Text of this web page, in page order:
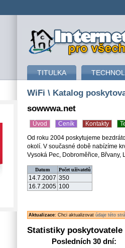
připojení k
TITULKA
WiFi \ Katalog
sowwwa.net
Úvod Ceník Kontakty
Od roku 2004 poskytujeme
okolí. V současné době nabízíme
Vysoká Pec, Dobroměřice, Břvany,
Datum Počet uživatelů
14.7.2007 350
16.7.2005 100
Aktualizace: Chci aktualizovat údaje této
Statistiky poskytovatele
Posledních 30 dní: